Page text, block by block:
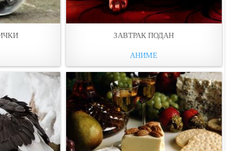
ЗАВТРАК ПОДАН
АНИМЕ